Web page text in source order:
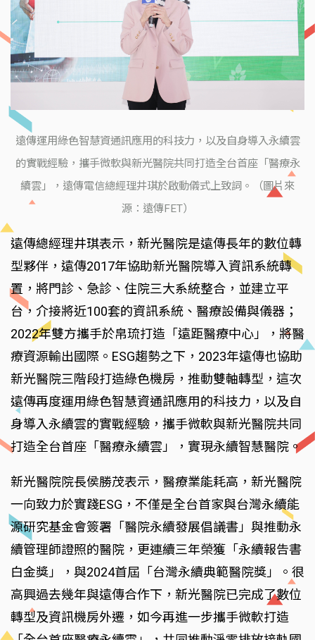
遠傳運用綠色智慧資通訊應用的科技力，以及自身導入永續雲
的實戰經驗，攜手微軟與新光醫院共同打造全台首座「醫療永
續雲」，遠傳電信總經理井琪於啟動儀式上致詞。（圖片來
源：遠傳FET）
遠傳總經理井琪表示，新光醫院是遠傳長年的數位轉
型夥伴，遠傳2017年協助新光醫院導入資訊系統轉
置，將門診、急診、住院三大系統整合，並建立平
台，介接將近100套的資訊系統、醫療設備與儀器；
2022年雙方攜手於帛琉打造「遠距醫療中心」，將醫
療資源輸出國際。ESG趨勢之下，2023年遠傳也協助
新光醫院三階段打造綠色機房，推動雙軸轉型，這次
遠傳再度運用綠色智慧資通訊應用的科技力，以及自
身導入永續雲的實戰經驗，攜手微軟與新光醫院共同
打造全台首座「醫療永續雲」，實現永續智慧醫院。
新光醫院院長侯勝茂表示，醫療業能耗高，新光醫院
一向致力於實踐ESG，不僅是全台首家與台灣永續能
源研究基金會簽署「醫院永續發展倡議書」與推動永
續管理師證照的醫院，更連續三年榮獲「永續報告書
白金獎」，與2024首屆「台灣永續典範醫院獎」。很
高興過去幾年與遠傳合作下，新光醫院已完成了數位
轉型及資訊機房外遷，如今再進一步攜手微軟打造